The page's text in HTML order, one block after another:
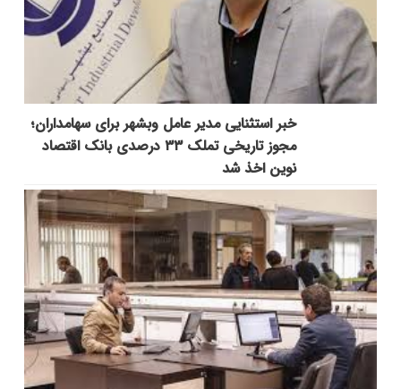
خبر استثنایی مدیر عامل وبشهر برای سهامداران؛
مجوز تاریخی تملک ۳۳ درصدی بانک اقتصاد
نوین اخذ شد